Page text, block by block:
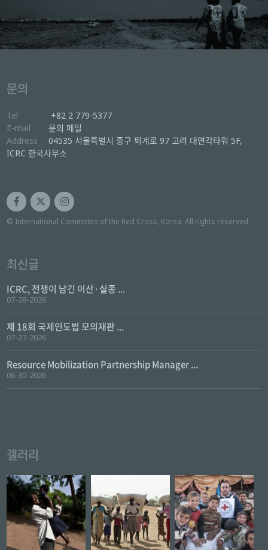
문의
Tel
+82 2 779-5377
E-mail
문의 메일
Address
04535 서울특별시 중구 퇴계로 97 고려 대연각타워 5F,
ICRC 한국사무소
© International Committee of the Red Cross, Korea. All rights reserved.
최신글
ICRC, 전쟁이 남긴 이산·실종 ...
07-28-2026
제 18회 국제인도법 모의재판 ...
07-27-2026
Resource Mobilization Partnership Manager ...
06-30-2026
갤러리